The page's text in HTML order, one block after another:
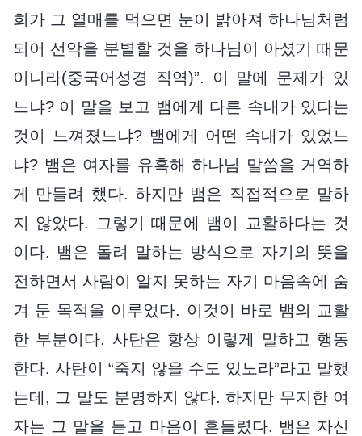
희가 그 열매를 먹으면 눈이 밝아져 하나님처럼
되어 선악을 분별할 것을 하나님이 아셨기 때문
이니라(중국어성경 직역)”. 이 말에 문제가 있
느냐? 이 말을 보고 뱀에게 다른 속내가 있다는
것이 느껴졌느냐? 뱀에게 어떤 속내가 있었느
냐? 뱀은 여자를 유혹해 하나님 말씀을 거역하
게 만들려 했다. 하지만 뱀은 직접적으로 말하
지 않았다. 그렇기 때문에 뱀이 교활하다는 것
이다. 뱀은 돌려 말하는 방식으로 자기의 뜻을
전하면서 사람이 알지 못하는 자기 마음속에 숨
겨 둔 목적을 이루었다. 이것이 바로 뱀의 교활
한 부분이다. 사탄은 항상 이렇게 말하고 행동
한다. 사탄이 “죽지 않을 수도 있노라”라고 말했
는데, 그 말도 분명하지 않다. 하지만 무지한 여
자는 그 말을 듣고 마음이 흔들렸다. 뱀은 자신